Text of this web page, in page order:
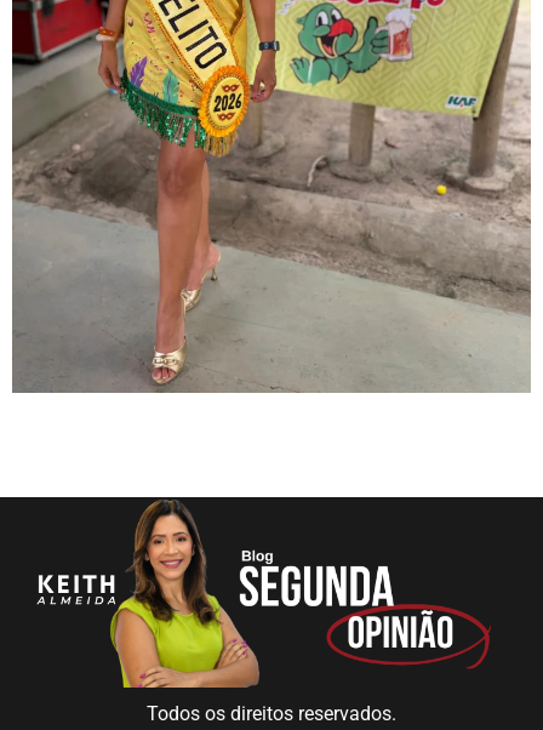
Todos os direitos reservados.